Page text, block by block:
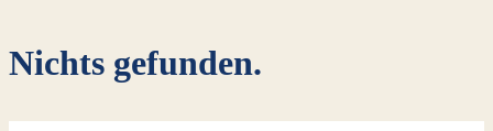
Nichts gefunden.